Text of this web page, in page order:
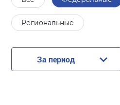
Региональные
За период